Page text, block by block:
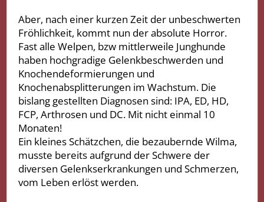
Aber, nach einer kurzen Zeit der unbeschwerten
Fröhlichkeit, kommt nun der absolute Horror.
Fast alle Welpen, bzw mittlerweile Junghunde
haben hochgradige Gelenkbeschwerden und
Knochendeformierungen und
Knochenabsplitterungen im Wachstum. Die
bislang gestellten Diagnosen sind: IPA, ED, HD,
FCP, Arthrosen und DC. Mit nicht einmal 10
Monaten!
Ein kleines Schätzchen, die bezaubernde Wilma,
musste bereits aufgrund der Schwere der
diversen Gelenkserkrankungen und Schmerzen,
vom Leben erlöst werden.